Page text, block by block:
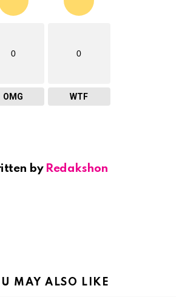
0
OMG
0
WTF
by Redakshon
MAY ALSO LIKE